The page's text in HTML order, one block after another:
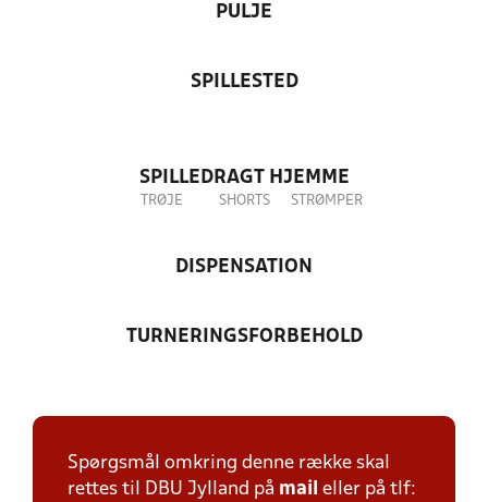
PULJE
SPILLESTED
SPILLEDRAGT HJEMME
TRØJE SHORTS STRØMPER
DISPENSATION
TURNERINGSFORBEHOLD
Spørgsmål omkring denne række skal
rettes til DBU Jylland på mail eller på tlf: